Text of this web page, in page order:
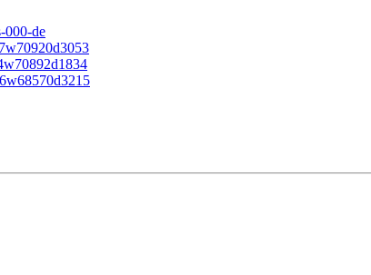
000-de